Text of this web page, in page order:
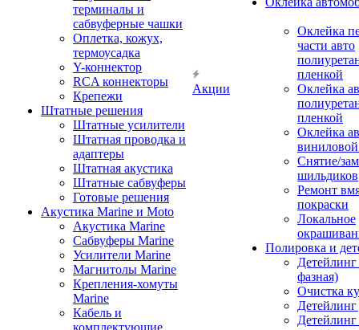
терминалы и
сабвуферные чашки
Оплетка, кожух,
термоусадка
Y-коннектор
RCA коннекторы
Крепежи
Штатные решения
Штатные усилители
Штатная проводка и
адаптеры
Штатная акустика
Штатные сабвуферы
Готовые решения
Акустика Marine и Moto
Акустика Marine
Сабвуферы Marine
Усилители Marine
Магнитолы Marine
Крепления-хомуты
Marine
Кабель и
комплектующие
Акции
Оклейка
части авто
пленкой
Оклейка
пленкой
Оклейка
Снятие/
шильдиков
Ремонт
покраски
Локальное
Полировка и
фазная)
Очистка
Детейлинг